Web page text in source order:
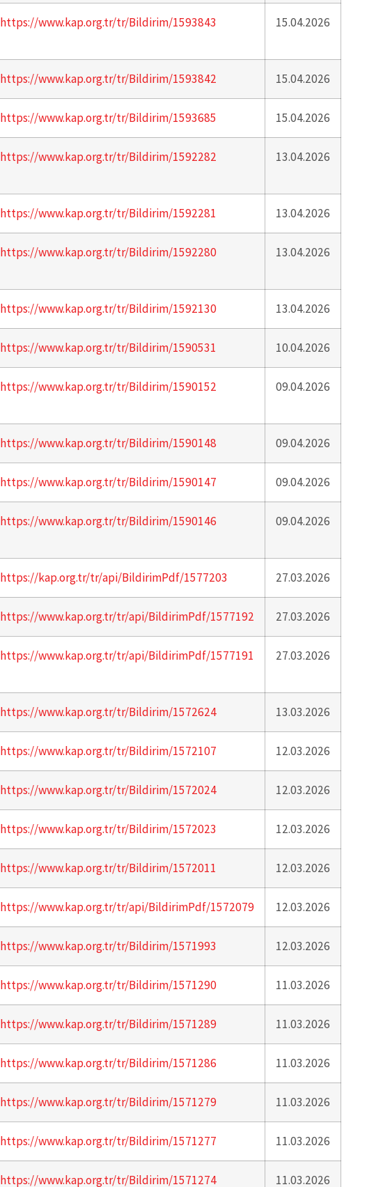
https://www.kap.org.tr/tr/Bildirim/1593843 15.04.2026
https://www.kap.org.tr/tr/Bildirim/1593842 15.04.2026
https://www.kap.org.tr/tr/Bildirim/1593685 15.04.2026
https://www.kap.org.tr/tr/Bildirim/1592282 13.04.2026
https://www.kap.org.tr/tr/Bildirim/1592281 13.04.2026
https://www.kap.org.tr/tr/Bildirim/1592280 13.04.2026
https://www.kap.org.tr/tr/Bildirim/1592130 13.04.2026
https://www.kap.org.tr/tr/Bildirim/1590531 10.04.2026
https://www.kap.org.tr/tr/Bildirim/1590152 09.04.2026
https://www.kap.org.tr/tr/Bildirim/1590148 09.04.2026
https://www.kap.org.tr/tr/Bildirim/1590147 09.04.2026
https://www.kap.org.tr/tr/Bildirim/1590146 09.04.2026
https://kap.org.tr/tr/api/BildirimPdf/1577203 27.03.2026
https://www.kap.org.tr/tr/api/BildirimPdf/1577192 27.03.2026
https://www.kap.org.tr/tr/api/BildirimPdf/1577191 27.03.2026
https://www.kap.org.tr/tr/Bildirim/1572624 13.03.2026
https://www.kap.org.tr/tr/Bildirim/1572107 12.03.2026
https://www.kap.org.tr/tr/Bildirim/1572024 12.03.2026
https://www.kap.org.tr/tr/Bildirim/1572023 12.03.2026
https://www.kap.org.tr/tr/Bildirim/1572011 12.03.2026
https://www.kap.org.tr/tr/api/BildirimPdf/1572079 12.03.2026
https://www.kap.org.tr/tr/Bildirim/1571993 12.03.2026
https://www.kap.org.tr/tr/Bildirim/1571290 11.03.2026
https://www.kap.org.tr/tr/Bildirim/1571289 11.03.2026
https://www.kap.org.tr/tr/Bildirim/1571286 11.03.2026
https://www.kap.org.tr/tr/Bildirim/1571279 11.03.2026
https://www.kap.org.tr/tr/Bildirim/1571277 11.03.2026
https://www.kap.org.tr/tr/Bildirim/1571274 11.03.2026